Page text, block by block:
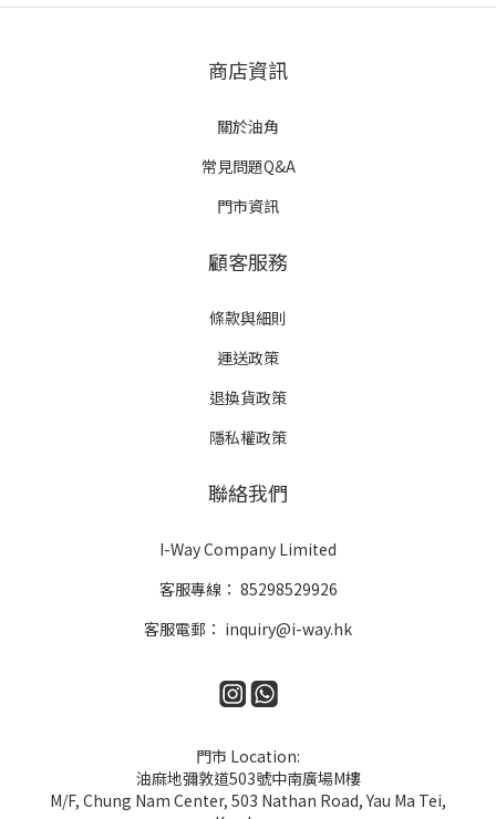
商店資訊
關於油角
常見問題Q&A
門市資訊
顧客服務
條款與細則
運送政策
退換貨政策
隱私權政策
聯絡我們
I-Way Company Limited
客服專線： 85298529926
客服電郵： inquiry@i-way.hk
門市 Location:
油麻地彌敦道503號中南廣場M樓
M/F, Chung Nam Center, 503 Nathan Road, Yau Ma Tei,